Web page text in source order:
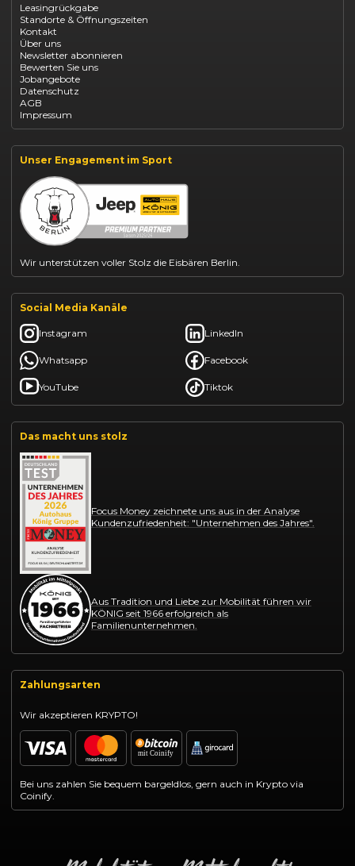
Opel Astra leasen
Opel Mokka kaufen
Opel Grandland finanzieren
Opel Vivaro Gewerbeleasing
Fiat 500 finanzieren
Fiat Panda leasen
Dacia Duster finanzieren
Dacia Sandero kaufen
Dacia Jogger leasen
Jeep Compass leasen
Jeep Renegade finanzieren
Suzuki Swift finanzieren
BYD Dolphin finanzieren
Kia Ceed finanzieren
Kia Sportage leasen
Mazda CX-30 finanzieren
Citroën C3 leasen
Leasingrückgabe
Standorte & Öffnungszeiten
Kontakt
Über uns
Newsletter abonnieren
Bewerten Sie uns
Jobangebote
Datenschutz
AGB
Impressum
Unser Engagement im Sport
Wir unterstützen voller Stolz die Eisbären Berlin.
Social Media Kanäle
Instagram LinkedIn
Whatsapp Facebook
YouTube Tiktok
Das macht uns stolz
Focus Money zeichnete uns aus in der Analyse
Kundenzufriedenheit: "Unternehmen des Jahres".
Aus Tradition und Liebe zur Mobilität führen wir
KÖNIG seit 1966 erfolgreich als
Familienunternehmen.
Zahlungsarten
Wir akzeptieren KRYPTO!
Bei uns zahlen Sie bequem bargeldlos, gern auch in Krypto via
Coinify.